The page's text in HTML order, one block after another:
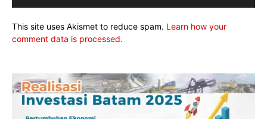
This site uses Akismet to reduce spam. Learn how your
comment data is processed.